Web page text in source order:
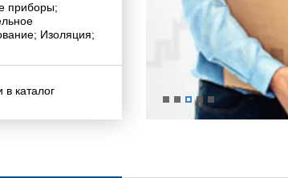
приборы;
Изоляция;
в каталог